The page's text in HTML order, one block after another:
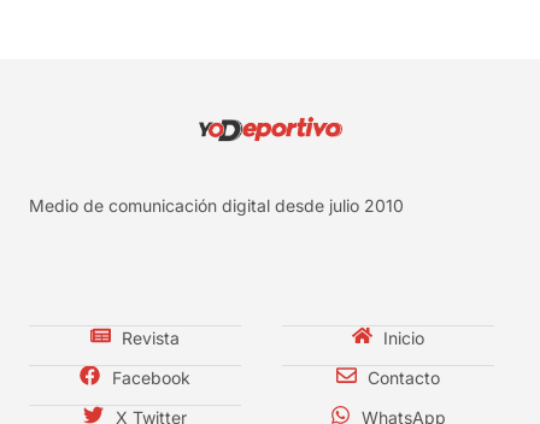
Medio de comunicación digital desde julio 2010
Revista
Facebook
X Twitter
Inicio
Contacto
WhatsApp